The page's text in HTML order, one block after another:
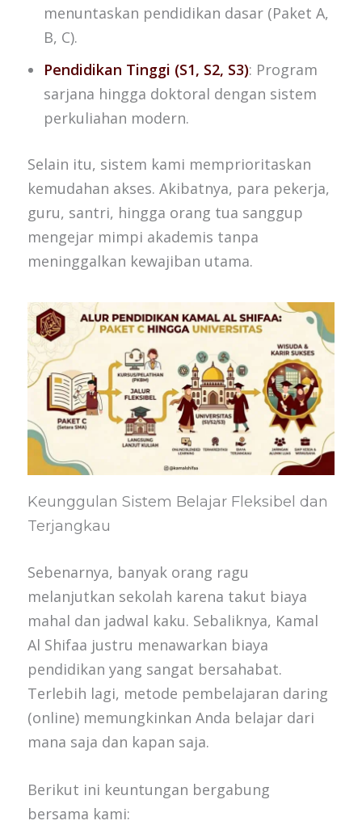
menuntaskan pendidikan dasar (Paket A,
B, C).
Pendidikan Tinggi (S1, S2, S3): Program
sarjana hingga doktoral dengan sistem
perkuliahan modern.
Selain itu, sistem kami memprioritaskan
kemudahan akses. Akibatnya, para pekerja,
guru, santri, hingga orang tua sanggup
mengejar mimpi akademis tanpa
meninggalkan kewajiban utama.
Keunggulan Sistem Belajar Fleksibel dan
Terjangkau
Sebenarnya, banyak orang ragu
melanjutkan sekolah karena takut biaya
mahal dan jadwal kaku. Sebaliknya, Kamal
Al Shifaa justru menawarkan biaya
pendidikan yang sangat bersahabat.
Terlebih lagi, metode pembelajaran daring
(online) memungkinkan Anda belajar dari
mana saja dan kapan saja.
Berikut ini keuntungan bergabung
bersama kami: